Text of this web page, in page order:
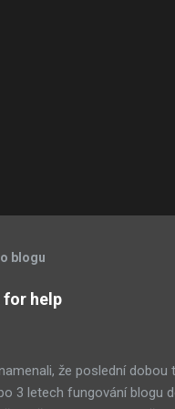
blogu
for help
že poslední
3 letech fungování blogu